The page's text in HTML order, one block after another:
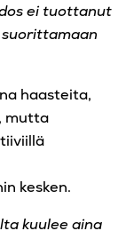
ei tuottanut
haasteita,
mutta
kesken.
kuulee aina